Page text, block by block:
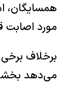
همسایگان،
مورد اصابت
برخلاف
می‌دهد بخشی